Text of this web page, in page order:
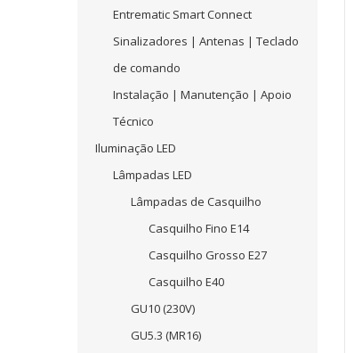
Entrematic Smart Connect
Sinalizadores | Antenas | Teclado
de comando
Instalação | Manutenção | Apoio
Técnico
Iluminação LED
Lâmpadas LED
Lâmpadas de Casquilho
Casquilho Fino E14
Casquilho Grosso E27
Casquilho E40
GU10 (230V)
GU5.3 (MR16)